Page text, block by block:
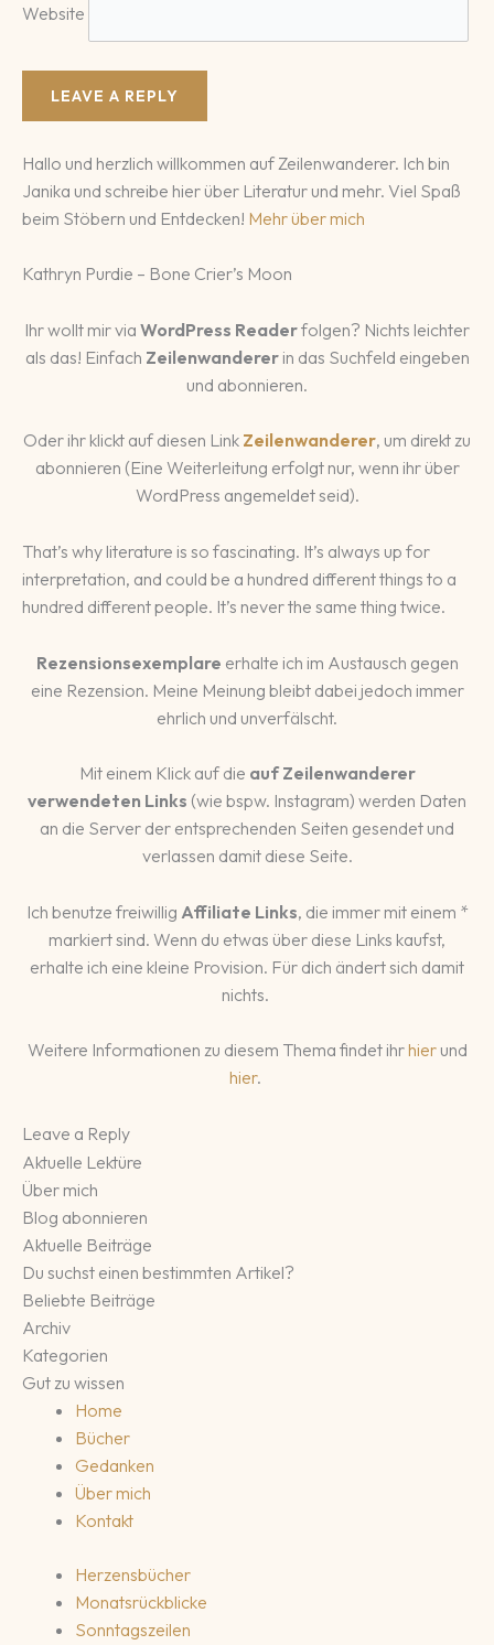
Website
Hallo und herzlich willkommen auf Zeilenwanderer. Ich bin
Janika und schreibe hier über Literatur und mehr. Viel Spaß
beim Stöbern und Entdecken! Mehr über mich
Kathryn Purdie – Bone Crier’s Moon
Ihr wollt mir via WordPress Readerfolgen? Nichts leichter
als das! Einfach Zeilenwandererin das Suchfeld eingeben
und abonnieren.
Oder ihr klickt auf diesen Link Zeilenwanderer, um direkt zu
abonnieren (Eine Weiterleitung erfolgt nur, wenn ihr über
WordPress angemeldet seid).
That’s why literature is so fascinating. It’s always up for
interpretation, and could be a hundred different things to a
hundred different people. It’s never the same thing twice.
Rezensionsexemplare erhalte ich im Austausch gegen
eine Rezension. Meine Meinung bleibt dabei jedoch immer
ehrlich und unverfälscht.
Mit einem Klick auf die auf Zeilenwanderer
verwendeten Links (wie bspw. Instagram) werden Daten
an die Server der entsprechenden Seiten gesendet und
verlassen damit diese Seite.
Ich benutze freiwillig Affiliate Links, die immer mit einem *
markiert sind. Wenn du etwas über diese Links kaufst,
erhalte ich eine kleine Provision. Für dich ändert sich damit
nichts.
Weitere Informationen zu diesem Thema findet ihrhierund
hier.
Leave a Reply
Aktuelle Lektüre
Über mich
Blog abonnieren
Aktuelle Beiträge
Du suchst einen bestimmten Artikel?
Beliebte Beiträge
Archiv
Kategorien
Gut zu wissen
Home
Bücher
Gedanken
Über mich
Kontakt
Herzensbücher
Monatsrückblicke
Sonntagszeilen